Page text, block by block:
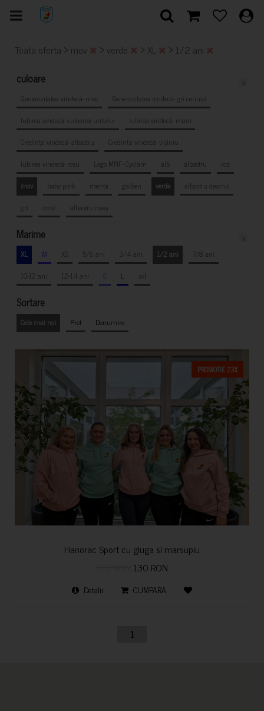
Toata oferta > mov > verde > XL > 1/2 ani
culoare
Generozitatea vindecă- mov
Generozitatea vindecă- gri cenușă
Iubirea vindecă- culoarea untului
Iubirea vindecă- maro
Credința vindecă- albastru
Credința vindecă- vișiniu
Iubirea vindecă- roșu
Logo MNF- Cyclam alb albastru
roz
mov
baby pink mentă galben verde
albastru deschis
gri
coral albastru navy
Marime
XL M XS 5/6 ani 3/4 ani 1/2 ani
7/8 ani
10-12 ani
12-14 ani S L xxl
Sortare
Cele mai noi Pret Denumire
PROMOTIE 23%
Hanorac Sport cu gluga si marsupiu
130 RON
Detalii CUMPARA
1